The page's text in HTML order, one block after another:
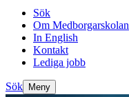
Sök
Om Medborgarskolan
In English
Kontakt
Lediga jobb
Sök Meny